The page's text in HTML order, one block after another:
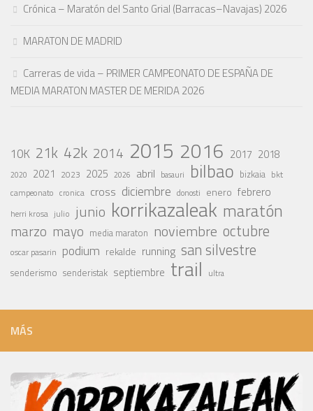
Crónica – Maratón del Santo Grial (Barracas–Navajas) 2026
MARATON DE MADRID
Carreras de vida – PRIMER CAMPEONATO DE ESPAÑA DE
MEDIA MARATON MASTER DE MERIDA 2026
10K 21k 42k 2014 2015 2016 2017 2018
2020 2021 2023 2025 2026 abril basauri bilbao bizkaia bkt
campeonato cronica cross diciembre donosti enero febrero
herri krosa julio junio korrikazaleak maratón
marzo mayo media maraton noviembre octubre
oscar pasarin podium rekalde running san silvestre
senderismo senderistak septiembre trail ultra
MÁS